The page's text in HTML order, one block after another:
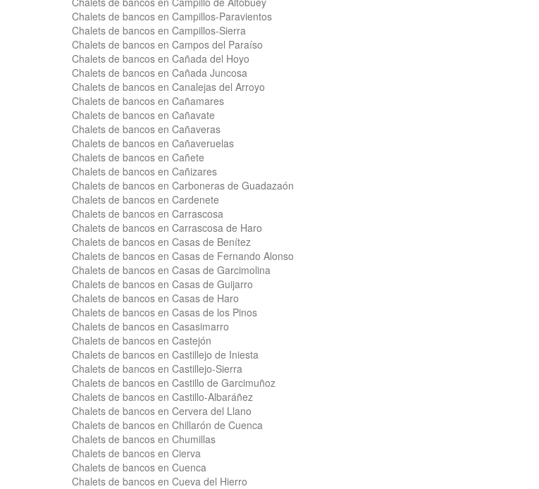
Chalets de bancos en Campillos-Paravientos
Chalets de bancos en Campillos-Sierra
Chalets de bancos en Campos del Paraíso
Chalets de bancos en Cañada del Hoyo
Chalets de bancos en Cañada Juncosa
Chalets de bancos en Canalejas del Arroyo
Chalets de bancos en Cañamares
Chalets de bancos en Cañavate
Chalets de bancos en Cañaveras
Chalets de bancos en Cañaveruelas
Chalets de bancos en Cañete
Chalets de bancos en Cañizares
Chalets de bancos en Carboneras de Guadazaón
Chalets de bancos en Cardenete
Chalets de bancos en Carrascosa
Chalets de bancos en Carrascosa de Haro
Chalets de bancos en Casas de Benítez
Chalets de bancos en Casas de Fernando Alonso
Chalets de bancos en Casas de Garcimolina
Chalets de bancos en Casas de Guijarro
Chalets de bancos en Casas de Haro
Chalets de bancos en Casas de los Pinos
Chalets de bancos en Casasimarro
Chalets de bancos en Castejón
Chalets de bancos en Castillejo de Iniesta
Chalets de bancos en Castillejo-Sierra
Chalets de bancos en Castillo de Garcimuñoz
Chalets de bancos en Castillo-Albaráñez
Chalets de bancos en Cervera del Llano
Chalets de bancos en Chillarón de Cuenca
Chalets de bancos en Chumillas
Chalets de bancos en Cierva
Chalets de bancos en Cuenca
Chalets de bancos en Cueva del Hierro